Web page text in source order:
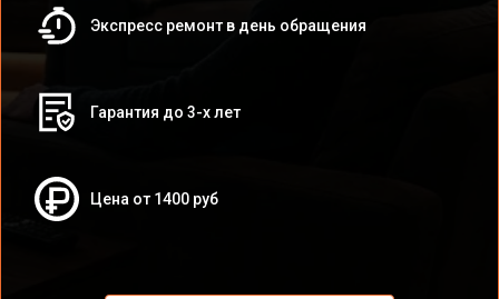
Экспресс ремонт в день обращения
Гарантия до 3-х лет
Цена от 1400 руб